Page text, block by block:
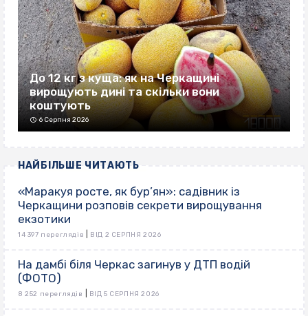
До 12 кг з куща: як на Черкащині
вирощують дині та скільки вони
коштують
6 Серпня 2026
НАЙБІЛЬШЕ ЧИТАЮТЬ
«Маракуя росте, як бур’ян»: садівник із
Черкащини розповів секрети вирощування
екзотики
14 397 переглядів ВІД 2 СЕРПНЯ 2026
На дамбі біля Черкас загинув у ДТП водій
(ФОТО)
8 252 переглядів ВІД 5 СЕРПНЯ 2026